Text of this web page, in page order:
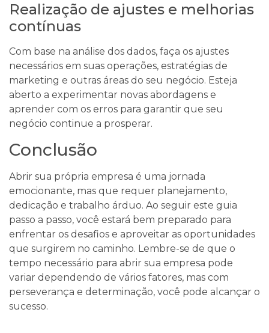
Realização de ajustes e melhorias
contínuas
Com base na análise dos dados, faça os ajustes
necessários em suas operações, estratégias de
marketing e outras áreas do seu negócio. Esteja
aberto a experimentar novas abordagens e
aprender com os erros para garantir que seu
negócio continue a prosperar.
Conclusão
Abrir sua própria empresa é uma jornada
emocionante, mas que requer planejamento,
dedicação e trabalho árduo. Ao seguir este guia
passo a passo, você estará bem preparado para
enfrentar os desafios e aproveitar as oportunidades
que surgirem no caminho. Lembre-se de que o
tempo necessário para abrir sua empresa pode
variar dependendo de vários fatores, mas com
perseverança e determinação, você pode alcançar o
sucesso.